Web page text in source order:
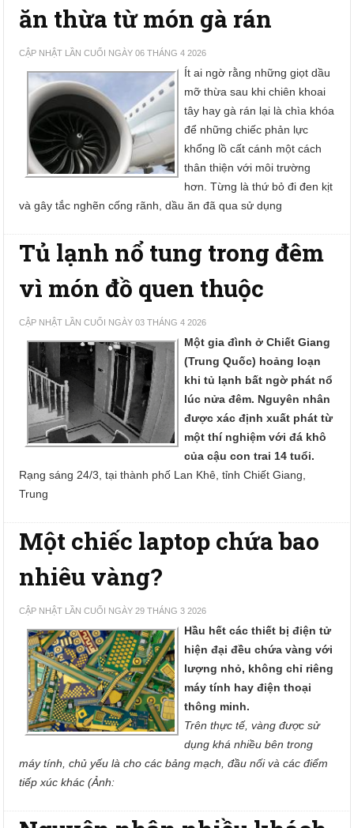
ăn thừa từ món gà rán
CẬP NHẬT LẦN CUỐI NGÀY 06 THÁNG 4 2026
Ít ai ngờ rằng những giọt dầu
mỡ thừa sau khi chiên khoai
tây hay gà rán lại là chìa khóa
để những chiếc phản lực
khổng lồ cất cánh một cách
thân thiện với môi trường
hơn. Từng là thứ bỏ đi đen kịt
và gây tắc nghẽn cống rãnh, dầu ăn đã qua sử dụng
Tủ lạnh nổ tung trong đêm
vì món đồ quen thuộc
CẬP NHẬT LẦN CUỐI NGÀY 03 THÁNG 4 2026
Một gia đình ở Chiết Giang
(Trung Quốc) hoảng loạn
khi tủ lạnh bất ngờ phát nổ
lúc nửa đêm. Nguyên nhân
được xác định xuất phát từ
một thí nghiệm với đá khô
của cậu con trai 14 tuổi.
Rạng sáng 24/3, tại thành phố Lan Khê, tỉnh Chiết Giang,
Trung
Một chiếc laptop chứa bao
nhiêu vàng?
CẬP NHẬT LẦN CUỐI NGÀY 29 THÁNG 3 2026
Hầu hết các thiết bị điện tử
hiện đại đều chứa vàng với
lượng nhỏ, không chỉ riêng
máy tính hay điện thoại
thông minh.
Trên thực tế, vàng được sử
dụng khá nhiều bên trong
máy tính, chủ yếu là cho các bảng mạch, đầu nối và các điểm
tiếp xúc khác (Ảnh: